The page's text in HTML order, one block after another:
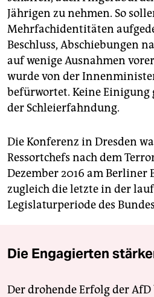
Jährigen zu nehmen. So
Mehrfachidentitäten
Beschluss, Abschiebungen
auf wenige Ausnahmen
wurde von der
befürwortet. Keine Einigung
der Schleierfahndung.
Die Konferenz in Dresden
Ressortchefs nach dem
Dezember 2016 am
zugleich die letzte in der
Legislaturperiode des
Die Engagierten
Der drohende Erfolg der